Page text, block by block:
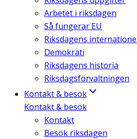
Arbetet i riksdagen
Så fungerar EU
Riksdagens
Demokrati
Riksdagens historia
Riksdagsförvaltningen
Kontakt & besök
Kontakt & besök
Kontakt
Besök riksdagen